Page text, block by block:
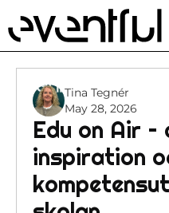
Tina Tegnér
May 28, 2026
Edu on Air
inspiration